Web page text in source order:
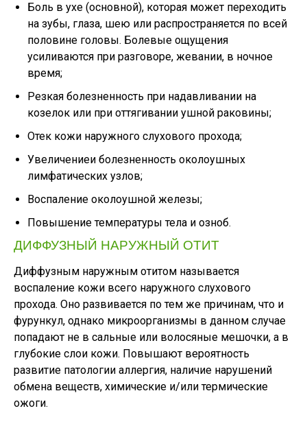
Боль в ухе (основной), которая может переходить
на зубы, глаза, шею или распространяется по всей
половине головы. Болевые ощущения
усиливаются при разговоре, жевании, в ночное
время;
Резкая болезненность при надавливании на
козелок или при оттягивании ушной раковины;
Отек кожи наружного слухового прохода;
Увеличениеи болезненность околоушных
лимфатических узлов;
Воспаление околоушной железы;
Повышение температуры тела и озноб.
ДИФФУЗНЫЙ НАРУЖНЫЙ ОТИТ
Диффузным наружным отитом называется
воспаление кожи всего наружного слухового
прохода. Оно развивается по тем же причинам, что и
фурункул, однако микроорганизмы в данном случае
попадают не в сальные или волосяные мешочки, а в
глубокие слои кожи. Повышают вероятность
развитие патологии аллергия, наличие нарушений
обмена веществ, химические и/или термические
ожоги.